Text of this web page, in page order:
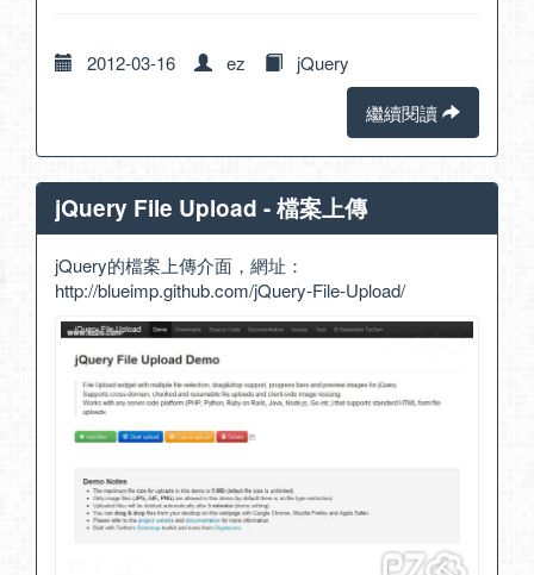
2012-03-16 ez
jQuery
繼續閱讀
jQuery File Upload - 檔案上傳
jQuery的檔案上傳介面，網址：
http://blueimp.github.com/jQuery-File-Upload/